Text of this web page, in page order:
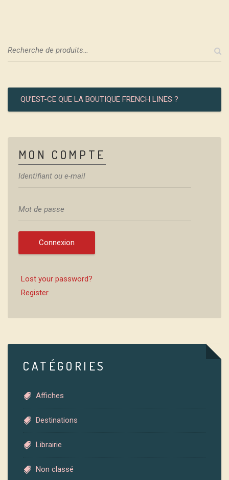
QU’EST-CE QUE LA BOUTIQUE FRENCH LINES ?
MON COMPTE
Connexion
Lost your password?
Register
CATÉGORIES
Affiches
Destinations
Librairie
Non classé